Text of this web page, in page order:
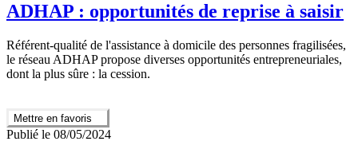
ADHAP : opportunités de reprise à saisir
Référent-qualité de l'assistance à domicile des personnes fragilisées,
le réseau ADHAP propose diverses opportunités entrepreneuriales,
dont la plus sûre : la cession.
Mettre en favoris
Publié le 08/05/2024